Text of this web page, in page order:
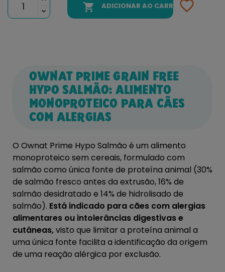
 ADICIONAR AO CARRINHO
OWNAT PRIME GRAIN FREE
HYPO SALMÃO: ALIMENTO
MONOPROTEICO PARA CÃES
COM ALERGIAS
O Ownat Prime Hypo Salmão é um alimento
monoproteico sem cereais, formulado com
salmão como única fonte de proteína animal (30%
de salmão fresco antes da extrusão, 16% de
salmão desidratado e 14% de hidrolisado de
salmão). Está indicado para cães com alergias
alimentares ou intolerâncias digestivas e
cutâneas,visto que limitar a proteína animal a
uma única fonte facilita a identificação da origem
de uma reação alérgica por exclusão.